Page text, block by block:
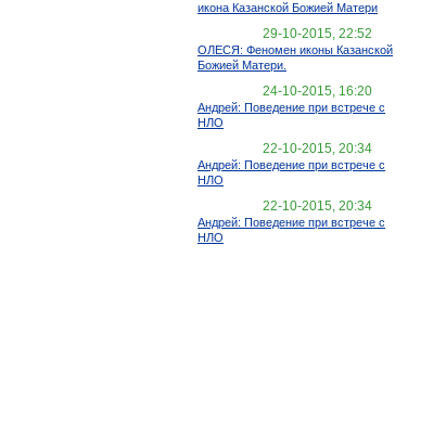
икона Казанской Божией Матери
29-10-2015, 22:52
ОЛЕСЯ: Феномен иконы Казанской
Божией Матери.
24-10-2015, 16:20
Андрей: Поведение при встрече с
НЛО
22-10-2015, 20:34
Андрей: Поведение при встрече с
НЛО
22-10-2015, 20:34
Андрей: Поведение при встрече с
НЛО